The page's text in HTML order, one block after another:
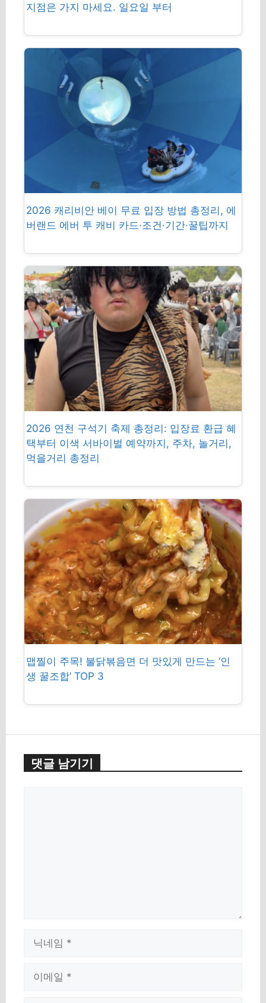
지점은 가지 마세요. 일요일 부터
2026 캐리비안 베이 무료 입장 방법 총정리, 에
버랜드 에버 투 캐비 카드·조건·기간·꿀팁까지
2026 연천 구석기 축제 총정리: 입장료 환급 혜
택부터 이색 서바이벌 예약까지, 주차, 놀거리,
먹을거리 총정리
맵찔이 주목! 불닭볶음면 더 맛있게 만드는 ‘인
생 꿀조합’ TOP 3
댓글 남기기